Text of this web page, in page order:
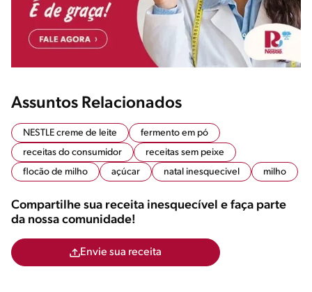
Assuntos Relacionados
NESTLE creme de leite
fermento em pó
receitas do consumidor
receitas sem peixe
flocão de milho
açúcar natal inesquecivel milho
Compartilhe sua receita inesquecível e faça parte
da nossa comunidade!
Envie sua receita